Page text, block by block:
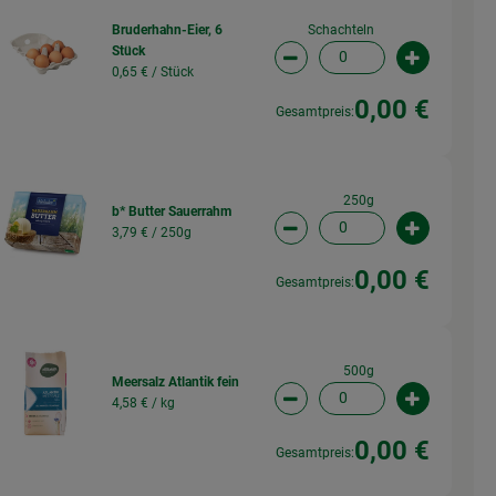
ändern
Bruderhahn-Eier, 6
Stück
0,65 € / Stück
Schachteln
Artikelanzahl verringern
Gesamtpreis:0,00 €
ändern
b* Butter Sauerrahm
3,79 € / 250g
250g
Artikelanzahl verringern
Gesamtpreis:0,00 €
ändern
Meersalz Atlantik fein
4,58 € / kg
500g
Artikelanzahl verringern
Gesamtpreis:0,00 €